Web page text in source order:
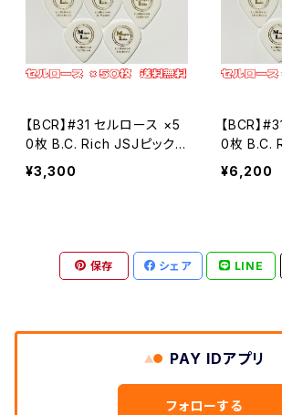
Celllose セルロース
Celllose セルロース
Polyacetal ポリアセタール
#24 セミラウンド
セルロース
ポリアセタール
#9 ビッグマンドリン
セルロース
#31 BCR
【BCR】#31 セルロース ×5
0枚 B.C. Rich JSJピックタ
イプ MLピック【送料込み】
¥3,300
【BCR】
0枚 B.C.
イプ MLピ
¥6,200
保存 シェア LINE
PAY IDアプリ
フォローする